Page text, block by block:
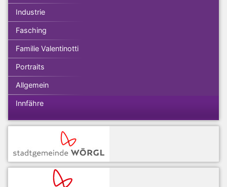
Industrie
Fasching
Familie Valentinotti
Portraits
Allgemein
Innfähre